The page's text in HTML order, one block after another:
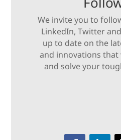
We invite you to
LinkedIn, Twitter
up to date on the
and innovations that
and solve your